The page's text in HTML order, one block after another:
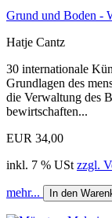
Grund und Boden -
Hatje Cantz
30 internationale
Grundlagen des
die Verwaltung des
bewirtschaften...
EUR 34,00
inkl. 7 % USt zzgl.
mehr... In den